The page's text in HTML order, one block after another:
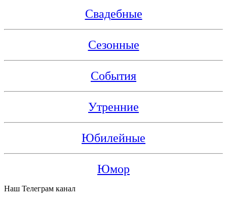
Свадебные
Сезонные
События
Утренние
Юбилейные
Юмор
Наш Телеграм канал